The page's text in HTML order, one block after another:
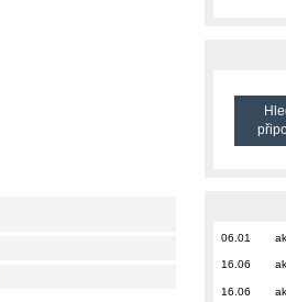
06.01
16.06
16.06